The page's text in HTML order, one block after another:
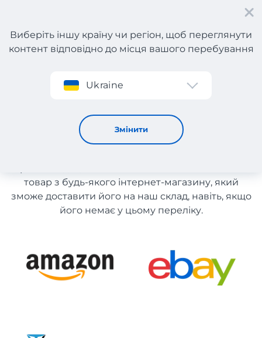
Реєстрація
Виберіть іншу країну чи регіон, щоб переглянути
контент відповідно до місця вашого перебування
Ukraine
Змінити
Іграшки з Франції
Іграшки з Франції
товар з будь-якого інтернет-магазину, який
зможе доставити його на наш склад, навіть, якщо
його немає у цьому переліку.